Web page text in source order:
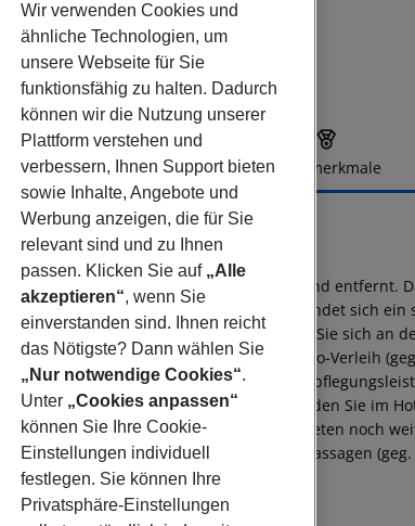
Hotelbeschreibung Hotelmerkmale
Suites
4
SUITES liegt ca. 700 m vom Strand
WLAN. Im Außenbereich der Anlage befindet sich
einen Kinderpool. Bei Bedarf können Sie sich an
möchte, kann den hotelnahen Auto-Verleih
Card akzeptiert.Verpflegung Als
Frühstück an. Für Ihr leibliches Wohl finden Sie im
Ihren Besuch. Mit Dart und Tischtennis bieten noch
Sie eine Sauna. Hier werden auch Massagen
Wir verwenden Cookies und
ähnliche Technologien, um
unsere Webseite für Sie
funktionsfähig zu halten. Dadurch
können wir die Nutzung unserer
Plattform verstehen und
verbessern, Ihnen Support bieten
sowie Inhalte, Angebote und
Werbung anzeigen, die für Sie
relevant sind und zu Ihnen
passen. Klicken Sie auf „Alle
akzeptieren“, wenn Sie
einverstanden sind. Ihnen reicht
das Nötigste? Dann wählen Sie
„Nur notwendige Cookies“.
Unter „Cookies anpassen“
können Sie Ihre Cookie-
Einstellungen individuell
festlegen. Sie können Ihre
Privatsphäre-Einstellungen